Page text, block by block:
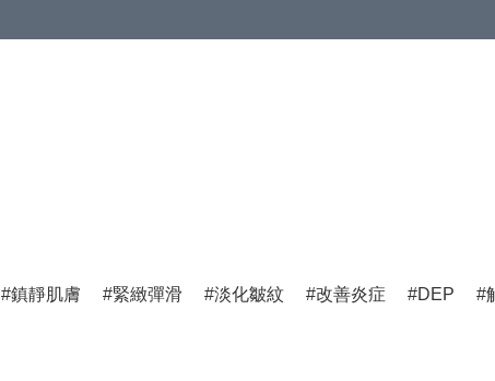
鎮靜肌膚 緊緻彈滑 淡化皺紋 改善炎症 DEP